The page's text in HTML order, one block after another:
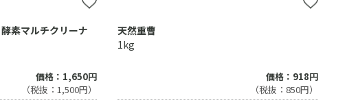
素マルチクリーナ
価格：1,650円
（税抜：1,500円）
天然重曹
1kg
価格：918円
（税抜：850円）